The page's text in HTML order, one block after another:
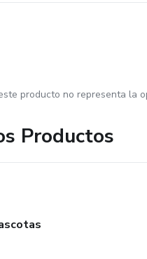
producto no representa la
Productos